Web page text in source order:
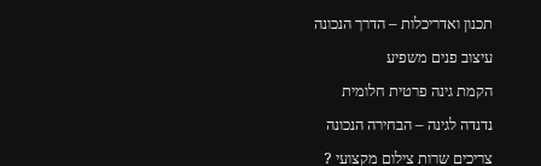
תכנון ואדריכלות – הדרך הנכונה
עיצוב פנים משפיע
הקמת גינה פרטית חלומית
נדנדה לגינה – הבחירה הנכונה
צריכים שרות צילום מקצועי ?